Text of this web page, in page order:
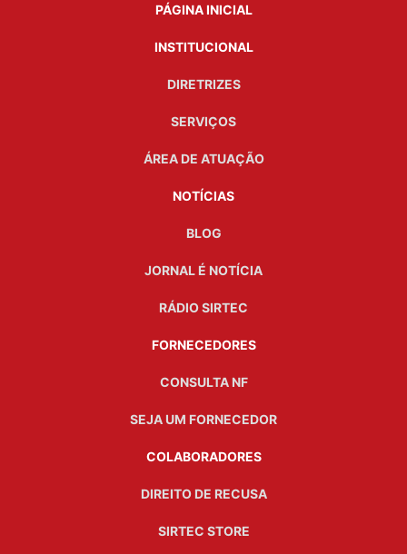
PÁGINA INICIAL
INSTITUCIONAL
DIRETRIZES
SERVIÇOS
ÁREA DE ATUAÇÃO
NOTÍCIAS
BLOG
JORNAL É NOTÍCIA
RÁDIO SIRTEC
FORNECEDORES
CONSULTA NF
SEJA UM FORNECEDOR
COLABORADORES
DIREITO DE RECUSA
SIRTEC STORE